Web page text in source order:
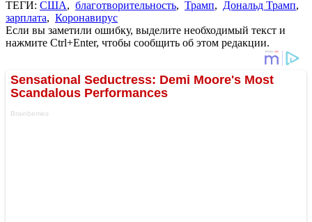
ТЕГИ: США, благотворительность, Трамп, Дональд Трамп,
зарплата, Коронавирус
Если вы заметили ошибку, выделите необходимый текст и
нажмите Ctrl+Enter, чтобы сообщить об этом редакции.